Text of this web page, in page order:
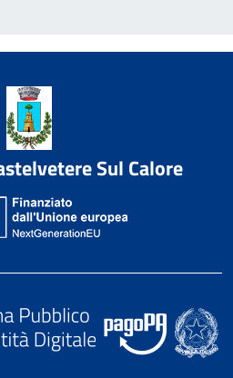
Sul Calore